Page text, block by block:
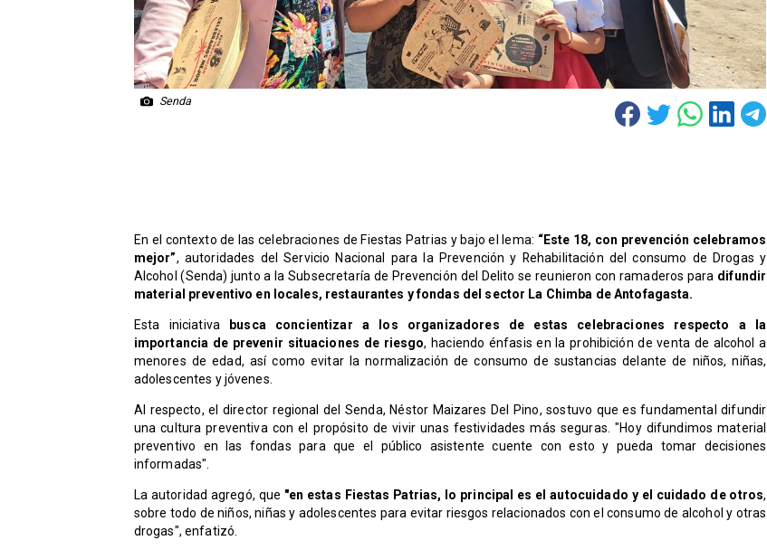
Senda
En el contexto de las celebraciones de Fiestas Patrias y bajo el lema: “Este 18, con prevención celebramos
mejor”, autoridades del Servicio Nacional para la Prevención y Rehabilitación del consumo de Drogas y
Alcohol (Senda) junto a la Subsecretaría de Prevención del Delito se reunieron con ramaderos para difundir
material preventivo en locales, restaurantes y fondas del sector La Chimba de Antofagasta.
Esta iniciativabusca concientizar a los organizadores de estas celebraciones respecto a la
importancia de prevenir situaciones de riesgo, haciendo énfasis en la prohibición de venta de alcohol a
menores de edad, así como evitar la normalización de consumo de sustancias delante de niños, niñas,
adolescentes y jóvenes.
Al respecto, el director regional del Senda, Néstor Maizares Del Pino, sostuvo que es fundamental difundir
una cultura preventiva con el propósito de vivir unas festividades más seguras. "Hoy difundimos material
preventivo en las fondas para que el público asistente cuente con esto y pueda tomar decisiones
informadas".
La autoridad agregó, que "en estas Fiestas Patrias, lo principal es el autocuidado y el cuidado de otros,
sobre todo de niños, niñas y adolescentes para evitar riesgos relacionados con el consumo de alcohol y otras
drogas", enfatizó.